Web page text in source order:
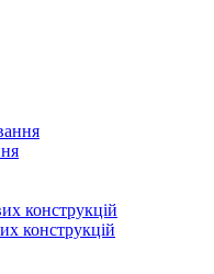
конструкцій
конструкцій